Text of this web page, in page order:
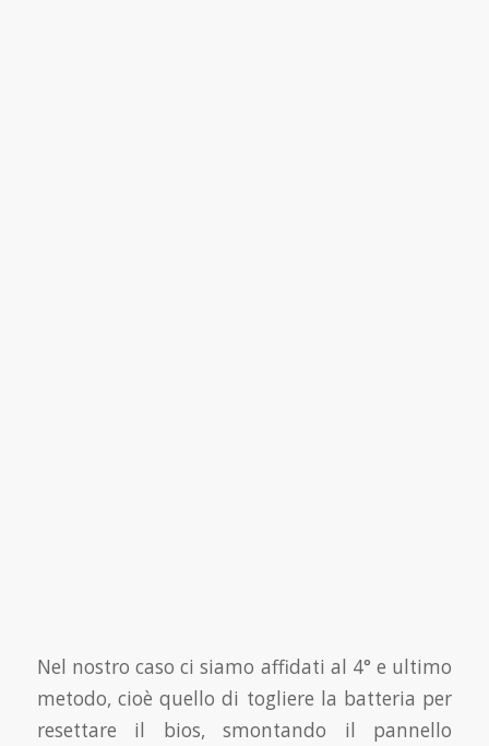
Nel nostro caso ci siamo affidati al 4° e ultimo
metodo, cioè quello di togliere la batteria per
resettare il bios, smontando il pannello